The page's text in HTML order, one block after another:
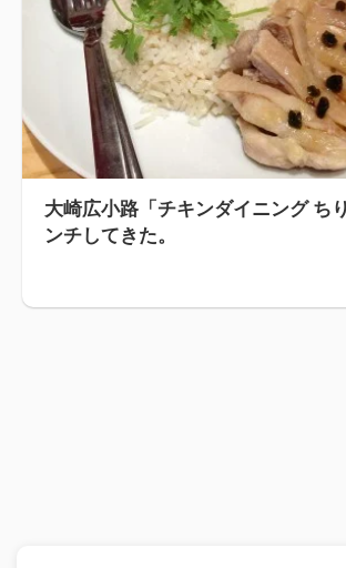
大崎広小路「チキンダイニング ち
ンチしてきた。